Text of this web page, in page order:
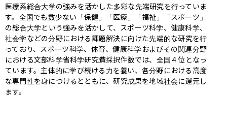
医療系総合大学の強みを活かした多彩な先端研究を行っていま
す。全国でも数少ない「保健」「医療」「福祉」「スポーツ」
の総合大学という強みを活かして、スポーツ科学、健康科学、
社会学などの分野における課題解決に向けた先端的な研究を行
っており、スポーツ科学、体育、健康科学およびその関連分野
における文部科学省科学研究費採択件数では、全国４位となっ
ています。主体的に学び続ける力を養い、各分野における高度
な専門性を身につけるとともに、研究成果を地域社会に還元し
ます。